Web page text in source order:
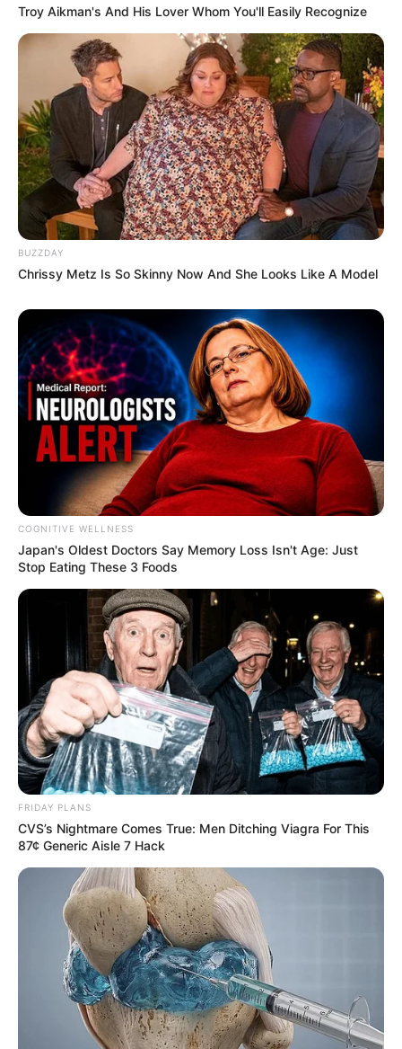
Troy Aikman's And His Lover Whom You'll Easily Recognize
BUZZDAY
Chrissy Metz Is So Skinny Now And She Looks Like A Model
COGNITIVE WELLNESS
Japan's Oldest Doctors Say Me​mory Lo​ss Isn't Age: Just
Stop Eating These 3 Foods
FRIDAY PLANS
CVS’s Nightmare Comes True: Men Ditching Viagra For This
87¢ Generic Aisle 7 Hack